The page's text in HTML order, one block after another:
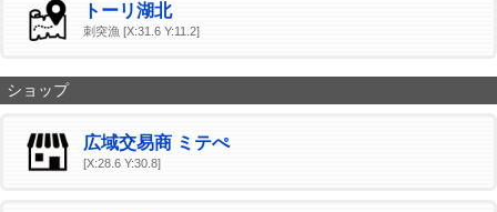
トーリ湖北
刺突漁 [X:31.6 Y:11.2]
ショップ
広域交易商 ミテぺ
[X:28.6 Y:30.8]